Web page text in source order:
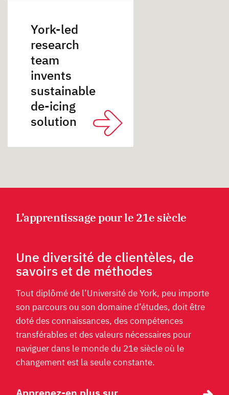
York-led
research
team
invents
sustainable
de-icing
solution
L’apprentissage pour le 21e siècle
Une diversité de clientèles, de
savoirs et de méthodes
Tout diplômé de l’Université de York, peu importe
son parcours ou son domaine d’études, doit être
doté des connaissances, des compétences
transférables et des valeurs nécessaires pour
naviguer dans le monde du 21e siècle où le
changement est la seule constante.